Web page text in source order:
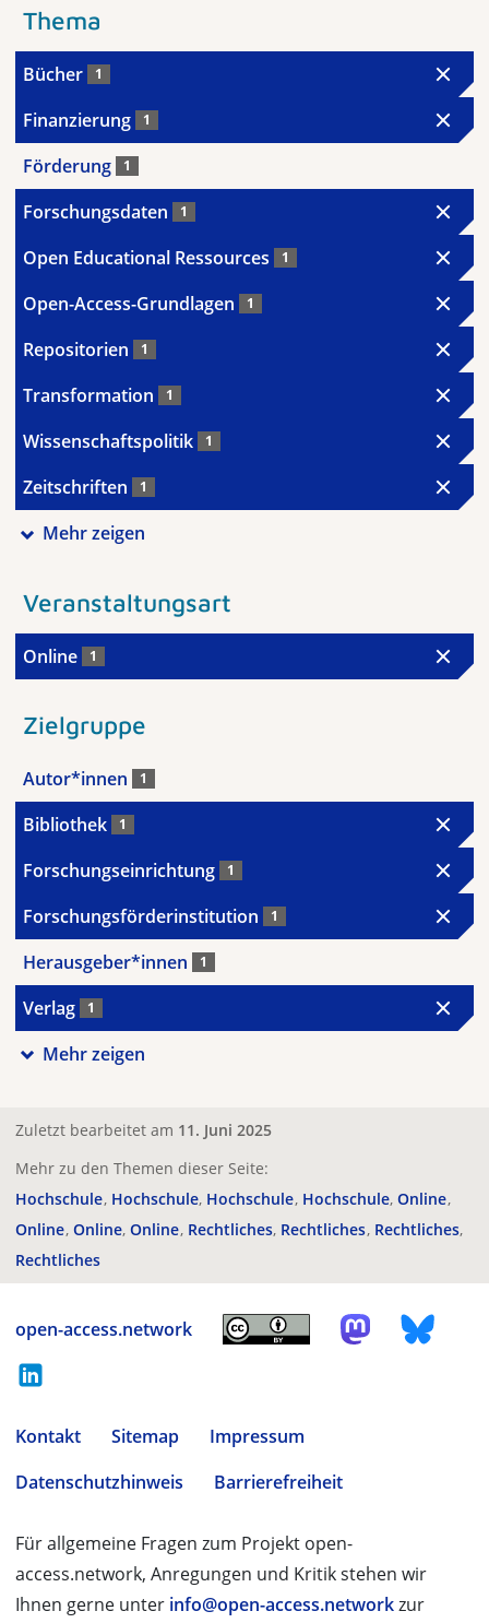
Thema
Bücher 1
Finanzierung 1
Förderung 1
Forschungsdaten 1
Open Educational Ressources 1
Open-Access-Grundlagen 1
Repositorien 1
Transformation 1
Wissenschaftspolitik 1
Zeitschriften 1
Mehr zeigen
Veranstaltungsart
Online 1
Zielgruppe
Autor*innen 1
Bibliothek 1
Forschungseinrichtung 1
Forschungsförderinstitution 1
Herausgeber*innen 1
Verlag 1
Mehr zeigen
Zuletzt bearbeitet am 11. Juni 2025
Mehr zu den Themen dieser Seite:
Hochschule Hochschule Hochschule Hochschule Online
Online Online Online Rechtliches Rechtliches Rechtliches
Rechtliches
open-access.network
Kontakt Sitemap
Impressum
Datenschutzhinweis
Barrierefreiheit
Für allgemeine Fragen zum Projekt open-
access.network, Anregungen und Kritik stehen wir
Ihnen gerne unter info@open-access.networkzur